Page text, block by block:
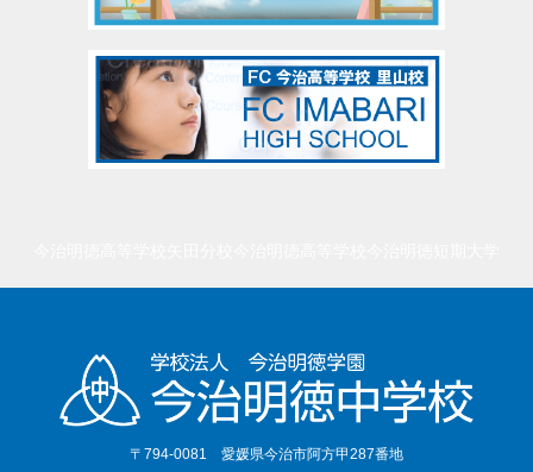
〒794-0081 愛媛県今治市阿方甲287番地